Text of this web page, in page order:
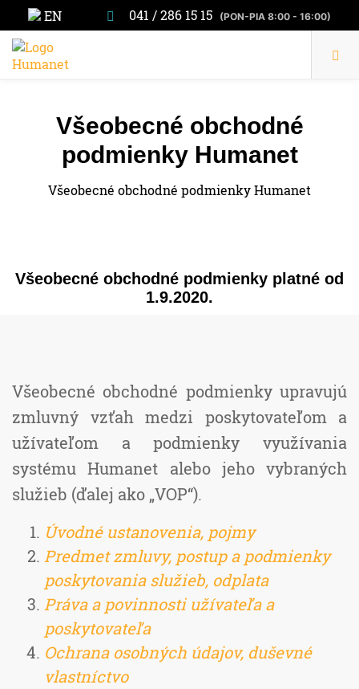
EN 041 / 286 15 15 (PON-PIA 8:00 - 16:00)
Všeobecné obchodné
podmienky Humanet
Všeobecné obchodné podmienky Humanet
Všeobecné obchodné podmienky platné od
1.9.2020.
Všeobecné obchodné podmienky upravujú
zmluvný vzťah medzi poskytovateľom a
užívateľom a podmienky využívania
systému Humanet alebo jeho vybraných
služieb (ďalej ako „VOP“).
Úvodné ustanovenia, pojmy
Predmet zmluvy, postup a podmienky
poskytovania služieb, odplata
Práva a povinnosti užívateľa a
poskytovateľa
Ochrana osobných údajov, duševné
vlastníctvo